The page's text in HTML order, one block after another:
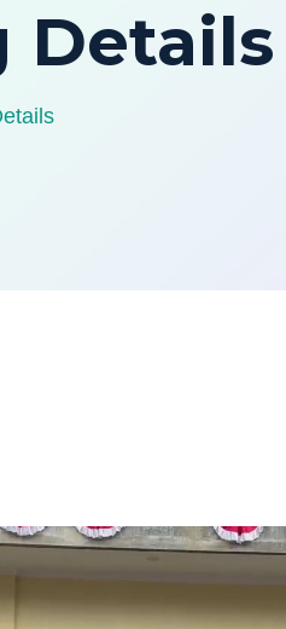
Details